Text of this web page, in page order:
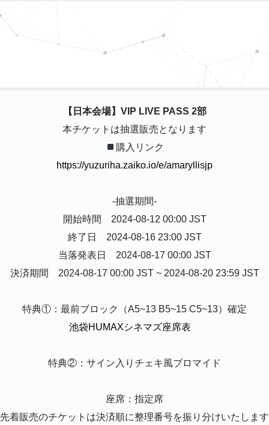
【日本会場】VIP LIVE PASS 2部
本チケットは抽選販売となります
購入リンク
https://yuzuriha.zaiko.io/e/amaryllisjp
-抽選期間-
開始時間 2024-08-12 00:00 JST
終了日 2024-08-16 23:00 JST
当落発表日 2024-08-17 00:00 JST
決済期間 2024-08-17 00:00 JST ~ 2024-08-20 23:59 JST
特典①：最前ブロック（A5~13 B5~15 C5~13）確定
池袋HUMAXシネマズ座席表
特典②：サイン入りチェキ風ブロマイド
座席：指定席
先着販売のチケットは決済順に整理番号を振り分けいたします